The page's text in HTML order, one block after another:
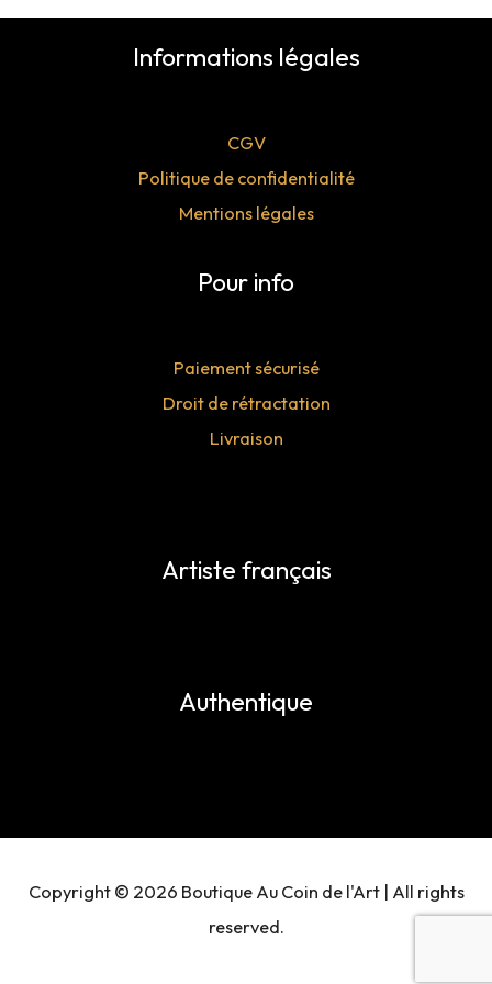
:
Informations légales
CGV
Politique de confidentialité
Mentions légales
Pour info
Paiement sécurisé
Droit de rétractation
Livraison
Artiste français
Authentique
Copyright © 2026 Boutique Au Coin de l'Art | All rights
reserved.